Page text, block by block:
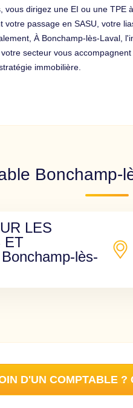
dirigez une EI ou une
passage en SASU, votre
À Bonchamp-lès-Laval,
secteur vous
immobilière.
Bonchamp-
LES
ET
lès-
D'UN COMPTABLE ?